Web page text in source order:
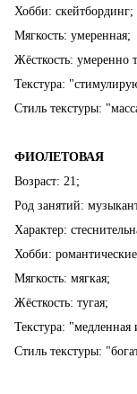
Хобби: скейтбординг;
Мягкость: умеренная;
Жёсткость: умеренно
Текстура:
Стиль текстуры:
ФИОЛЕТОВАЯ
Возраст: 21;
Род занятий:
Характер:
Хобби:
Мягкость: мягкая;
Жёсткость: тугая;
Текстура: "медленная
Стиль текстуры: